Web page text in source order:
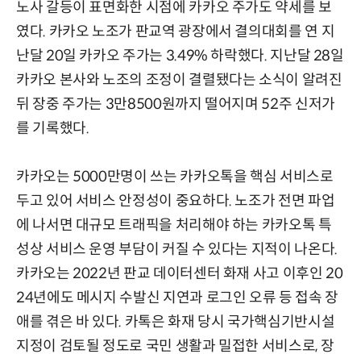
노사 갈등이 표면화한 시점에 카카오 주가도 약세를 보
였다. 카카오 노조가 판교역 광장에서 결의대회를 연 지
난달 20일 카카오 주가는 3.49% 하락했다. 지난달 28일
카카오 본사와 노조의 조정이 결렬됐다는 소식이 알려진
뒤 장중 주가는 3만8500원까지 떨어지며 52주 신저가
를 기록했다.
카카오는 5000만명이 쓰는 카카오톡을 핵심 서비스로
두고 있어 서비스 안정성이 중요하다. 노조가 전면 파업
에 나서면 대규모 트래픽을 처리해야 하는 카카오톡 특
성상 서비스 운영 부담이 커질 수 있다는 지적이 나온다.
카카오는 2022년 판교 데이터센터 화재 사고 이후인 20
24년에도 메시지 수발신 지연과 로그인 오류 등 접속 장
애를 겪은 바 있다. 카톡은 화재 당시 국가핵심기반시설
지정이 검토될 정도로 국민 생활과 밀접한 서비스로, 장